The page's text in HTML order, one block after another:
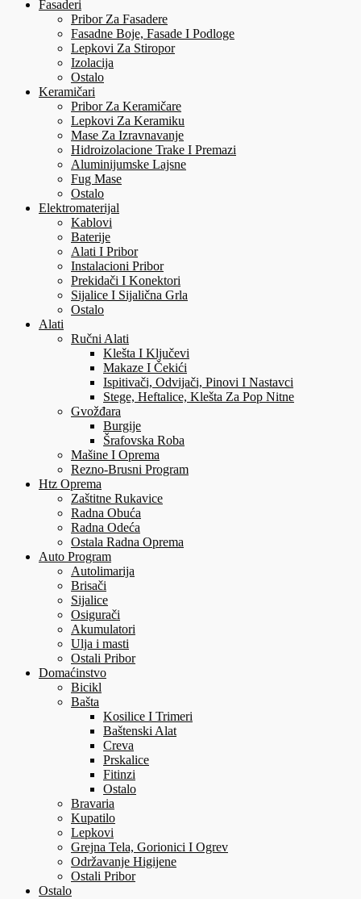
Fasaderi
Pribor Za Fasadere
Fasadne Boje, Fasade I Podloge
Lepkovi Za Stiropor
Izolacija
Ostalo
Keramičari
Pribor Za Keramičare
Lepkovi Za Keramiku
Mase Za Izravnavanje
Hidroizolacione Trake I Premazi
Aluminijumske Lajsne
Fug Mase
Ostalo
Elektromaterijal
Kablovi
Baterije
Alati I Pribor
Instalacioni Pribor
Prekidači I Konektori
Sijalice I Sijalična Grla
Ostalo
Alati
Ručni Alati
Klešta I Ključevi
Makaze I Čekići
Ispitivači, Odvijači, Pinovi I Nastavci
Stege, Heftalice, Klešta Za Pop Nitne
Gvožđara
Burgije
Šrafovska Roba
Mašine I Oprema
Rezno-Brusni Program
Htz Oprema
Zaštitne Rukavice
Radna Obuća
Radna Odeća
Ostala Radna Oprema
Auto Program
Autolimarija
Brisači
Sijalice
Osigurači
Akumulatori
Ulja i masti
Ostali Pribor
Domaćinstvo
Bicikl
Bašta
Kosilice I Trimeri
Baštenski Alat
Creva
Prskalice
Fitinzi
Ostalo
Bravaria
Kupatilo
Lepkovi
Grejna Tela, Gorionici I Ogrev
Održavanje Higijene
Ostali Pribor
Ostalo